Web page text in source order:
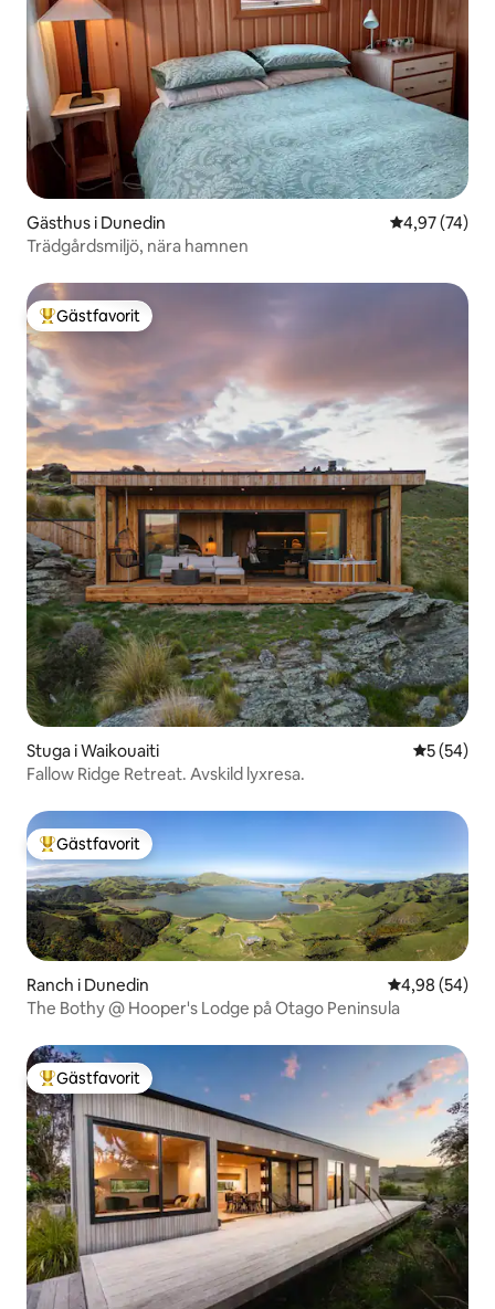
Gästhus i Dunedin 4,97 av 5 i
4,97 (74)
Trädgårdsmiljö, nära hamnen
Populär gästfavorit
Gästfavorit
Stuga i Waikouaiti 5 av 5 i
5 (54)
Fallow Ridge Retreat. Avskild lyxresa.
Populär gästfavorit
Gästfavorit
Ranch i Dunedin 4,98 av 5 i
4,98 (54)
The Bothy @ Hooper's Lodge på Otago Peninsula
Populär gästfavorit
Gästfavorit